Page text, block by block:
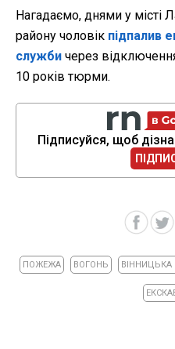
Нагадаємо, днями у місті
району чоловік підпалив
служби через
10 років тюрми.
Підписуйся, щоб
ПОЖЕЖА ВОГОНЬ